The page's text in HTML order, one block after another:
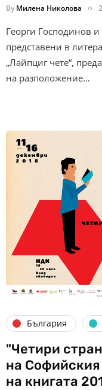
By Милена Николова
Георги Господинов
представени в
„Лайпциг чете“,
на разположение…
България
"Четири
на
на книгата